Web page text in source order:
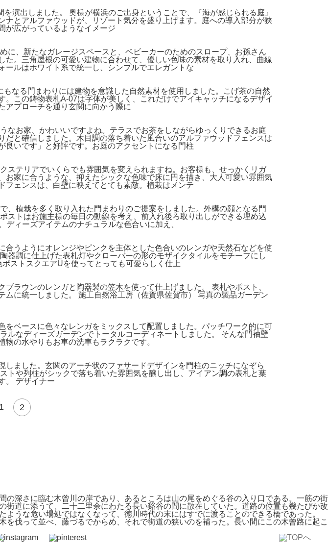
演出しました。 奥様が横浜のご出身ということで、『海が感じられる庭』
とアルファウッドが、リゾート気分を盛り上げます。庭への導入部分が狭
が広がっているようなイメージ
に、新たなガレージスペースと、ベビーカーのためのスロープ、お孫さん
。三角屋根の可愛い建物に合わせて、優しい色味の素材を取り入れ、曲線
ルはホワイト系で統一し、シンプルでエレガントな
なる門まわりには建物を意識した自然素材を使用しました。こげ茶の自然
この鋳物表札A-07は字体が美しく、これだけでアイキャッチになるデザイ
アプローチを通り玄関に向かう際に
なお家、かわいいですよね。テラスでお茶をしながらゆっくりできるお庭
と確信しました。木目調の落ち着いた風合いのアルファウッドフェンスは
いです」と好評です。お庭のアクセントになる門柱
ステリアでいくらでも雰囲気を変えられますね。お客様も、せっかくリガ
家に合うような、抑えたシックな色味で床に円を描き、大人可愛い雰囲気
ェンスは、白壁に映えてとても素敵。植栽はメンテ
、植栽を多く取り入れた門まわりのご提案をしました。外構の顔となる門
ストはお施主様の毎日の動線を考え、前入れ後ろ取り出しができる埋め込
ィーズアイテムのナチュラルな色合いに加え、
うようにオレンジやピンクを主体とした色合いのレンガや天然石などを使
器調に仕上げた表札灯やクローバーの形のモザイクタイルをモチーフにし
ストスクエアUを使ってとっても可愛らしく仕上
ラウンのレンガと陶器製の笠木を使って仕上げました。 表札やポスト、
に統一しました。 施工自然浴工房（佐賀県佐賀市） 写真の製品ガーデン
ベースに色々なレンガをミックスして配置しました。パッチワーク的に可
ルなディーズガーデンでトータルコーディネートしました。 そんな門袖壁
の水やりもお車の洗車もラクラクです。
ました。玄関のアーチ状のファサードデザインを門柱のニッチになぞら
トや列柱がシックで落ち着いた雰囲気を醸し出し、アイアン調の表札と葉
。 デザイナー
1 2
深さに臨む木曾川の岸であり、あるところは山の尾をめぐる谷の入り口である。一筋の街
道に添うて、二十二里余にわたる長い谿谷の間に散在していた。道路の位置も幾たびか改
うな危い場処ではなくなって、徳川時代の末にはすでに渡ることのできる橋であった。
伐って並べ、藤づるでからめ、それで街道の狭いのを補った。長い間にこの木曾路に起こ